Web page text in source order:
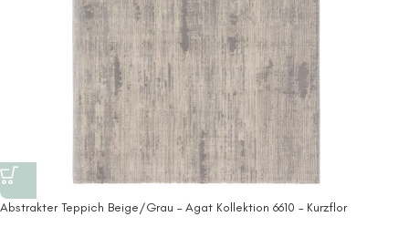
Abstrakter Teppich Beige/Grau – Agat Kollektion 6610 – Kurzflor